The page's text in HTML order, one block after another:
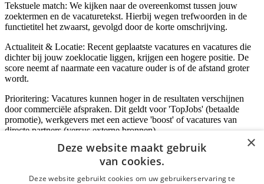
Tekstuele match: We kijken naar de overeenkomst tussen jouw
zoektermen en de vacaturetekst. Hierbij wegen trefwoorden in de
functietitel het zwaarst, gevolgd door de korte omschrijving.
Actualiteit & Locatie: Recent geplaatste vacatures en vacatures die
dichter bij jouw zoeklocatie liggen, krijgen een hogere positie. De
score neemt af naarmate een vacature ouder is of de afstand groter
wordt.
Prioritering: Vacatures kunnen hoger in de resultaten verschijnen
door commerciële afspraken. Dit geldt voor 'TopJobs' (betaalde
promotie), werkgevers met een actieve 'boost' of vacatures van
directe partners (versus externe bronnen).
Inloggen als bedrijf
×
Deze website maakt gebruik
van cookies.
Deze website gebruikt cookies om uw gebruikerservaring te